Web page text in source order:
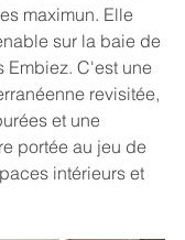
maximun. Elle
sur la baie de
Embiez. C'est une
revisitée,
et une
portée au jeu de
intérieurs et